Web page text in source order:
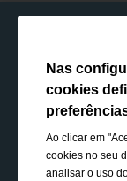
Nas
cookies
Ao clicar em
cookies no seu
analisar o uso